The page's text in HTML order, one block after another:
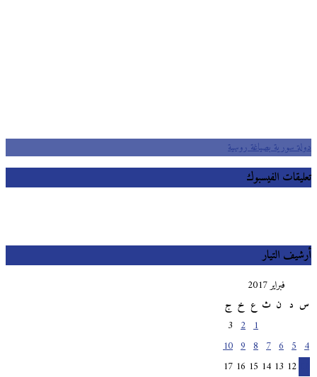
دولة سورية بصياغة روسية
تعليقات الفيسبوك
أرشيف التيار
فبراير 2017
س
ث خ ج
10
12
13
14
15
16
17